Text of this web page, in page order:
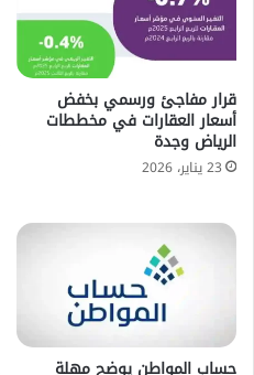
قرار مفاجئ ورسمي بخفض
أسعار العقارات في مخططات
الرياض وجدة
23 يناير، 2026